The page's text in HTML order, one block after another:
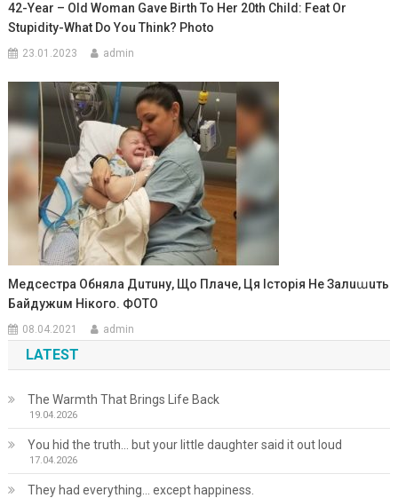
42-Year – Old Woman Gave Birth To Her 20th Child: Feat Or
Stupidity-What Do You Think? Photo
23.01.2023 admin
Медсестра Обняла Дuтuну, Що Плаче, Ця Історія Не Залuաuть
Байдужuм Нікого. ФОТО
08.04.2021 admin
LATEST
The Warmth That Brings Life Back
19.04.2026
You hid the truth… but your little daughter said it out loud
17.04.2026
They had everything… except happiness.